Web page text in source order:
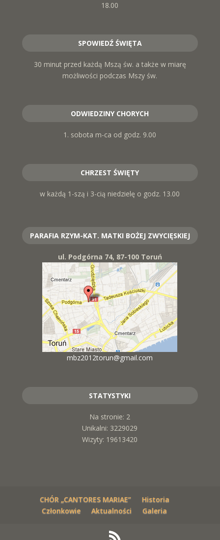
18.00
SPOWIEDŹ ŚWIĘTA
30 minut przed każdą Mszą św. a także w miarę
możliwości podczas Mszy św.
ODWIEDZINY CHORYCH
1. sobota m-ca od godz. 9.00
CHRZEST ŚWIĘTY
w każdą 1-szą i 3-cią niedzielę o godz. 13.00
PARAFIA RZYM-KAT. MATKI BOŻEJ ZWYCIĘSKIEJ
ul. Podgórna 74, 87-100 Toruń
mbz2012torun@gmail.com
STATYSTYKI
Na stronie: 2
Unikalni: 3229029
Wizyty: 19613420
CHÓR „CANTORES MARIAE”
Historia
Członkowie
Aktualności Galeria